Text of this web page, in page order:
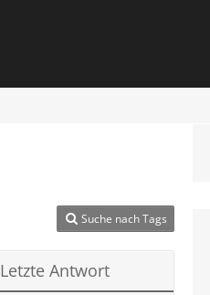
Suche nach Tags
Letzte Antwort